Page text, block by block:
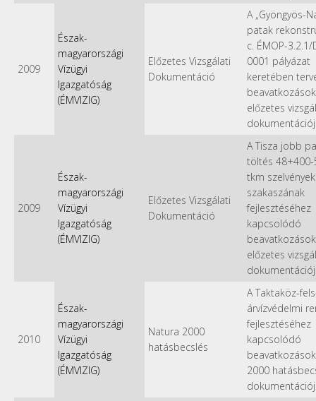
2009
Észak-
magyarországi
Vízügyi
Igazgatóság
(ÉMVIZIG)
Előzetes Vizsgálati
Dokumentáció
A „Gyöngyös-
patak
c. ÉMOP-
0001 pályázat
keretében
beavatkozások
előzetes
2009
Észak-
magyarországi
Vízügyi
Igazgatóság
(ÉMVIZIG)
Előzetes Vizsgálati
Dokumentáció
A Tisza jobb
töltés
tkm
szakaszának
fejlesztéséhez
kapcsolódó
beavatkozások
előzetes
2010
Észak-
magyarországi
Vízügyi
Igazgatóság
(ÉMVIZIG)
Natura 2000
hatásbecslés
A Taktaköz-
árvízvédelmi
fejlesztéséhez
kapcsolódó
2000